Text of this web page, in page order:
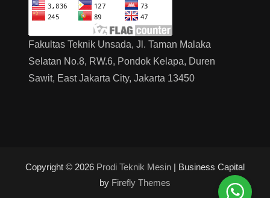
Fakultas Teknik Unsada, Jl. Taman Malaka
Selatan No.8, RW.6, Pondok Kelapa, Duren
Sawit, East Jakarta City, Jakarta 13450
Copyright © 2026 Prodi Teknik Mesin| Business Capital
by Firefly Themes